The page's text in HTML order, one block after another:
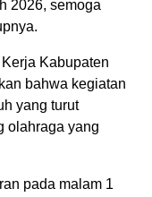
2026, semoga
Kabupaten
bahwa kegiatan
yang turut
olahraga yang
pada malam 1